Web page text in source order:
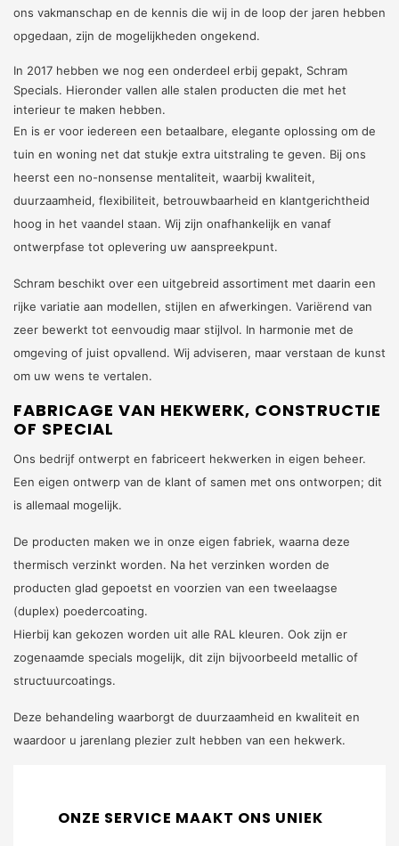
ons vakmanschap en de kennis die wij in de loop der jaren hebben
opgedaan, zijn de mogelijkheden ongekend.
In 2017 hebben we nog een onderdeel erbij gepakt, Schram
Specials. Hieronder vallen alle stalen producten die met het
interieur te maken hebben.
En is er voor iedereen een betaalbare, elegante oplossing om de
tuin en woning net dat stukje extra uitstraling te geven. Bij ons
heerst een no-nonsense mentaliteit, waarbij kwaliteit,
duurzaamheid, flexibiliteit, betrouwbaarheid en klantgerichtheid
hoog in het vaandel staan. Wij zijn onafhankelijk en vanaf
ontwerpfase tot oplevering uw aanspreekpunt.
Schram beschikt over een uitgebreid assortiment met daarin een
rijke variatie aan modellen, stijlen en afwerkingen. Variërend van
zeer bewerkt tot eenvoudig maar stijlvol. In harmonie met de
omgeving of juist opvallend. Wij adviseren, maar verstaan de kunst
om uw wens te vertalen.
FABRICAGE VAN HEKWERK, CONSTRUCTIE
OF SPECIAL
Ons bedrijf ontwerpt en fabriceert hekwerken in eigen beheer.
Een eigen ontwerp van de klant of samen met ons ontworpen; dit
is allemaal mogelijk.
De producten maken we in onze eigen fabriek, waarna deze
thermisch verzinkt worden. Na het verzinken worden de
producten glad gepoetst en voorzien van een tweelaagse
(duplex) poedercoating.
Hierbij kan gekozen worden uit alle RAL kleuren. Ook zijn er
zogenaamde specials mogelijk, dit zijn bijvoorbeeld metallic of
structuurcoatings.
Deze behandeling waarborgt de duurzaamheid en kwaliteit en
waardoor u jarenlang plezier zult hebben van een hekwerk.
ONZE SERVICE MAAKT ONS UNIEK